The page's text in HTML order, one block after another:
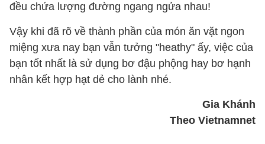
đều chứa lượng đường ngang ngửa nhau!
Vậy khi đã rõ về thành phần của món ăn vặt ngon
miệng xưa nay bạn vẫn tưởng "heathy" ấy, việc của
bạn tốt nhất là sử dụng bơ đậu phộng hay bơ hạnh
nhân kết hợp hạt dẻ cho lành nhé.
Gia Khánh
Theo Vietnamnet